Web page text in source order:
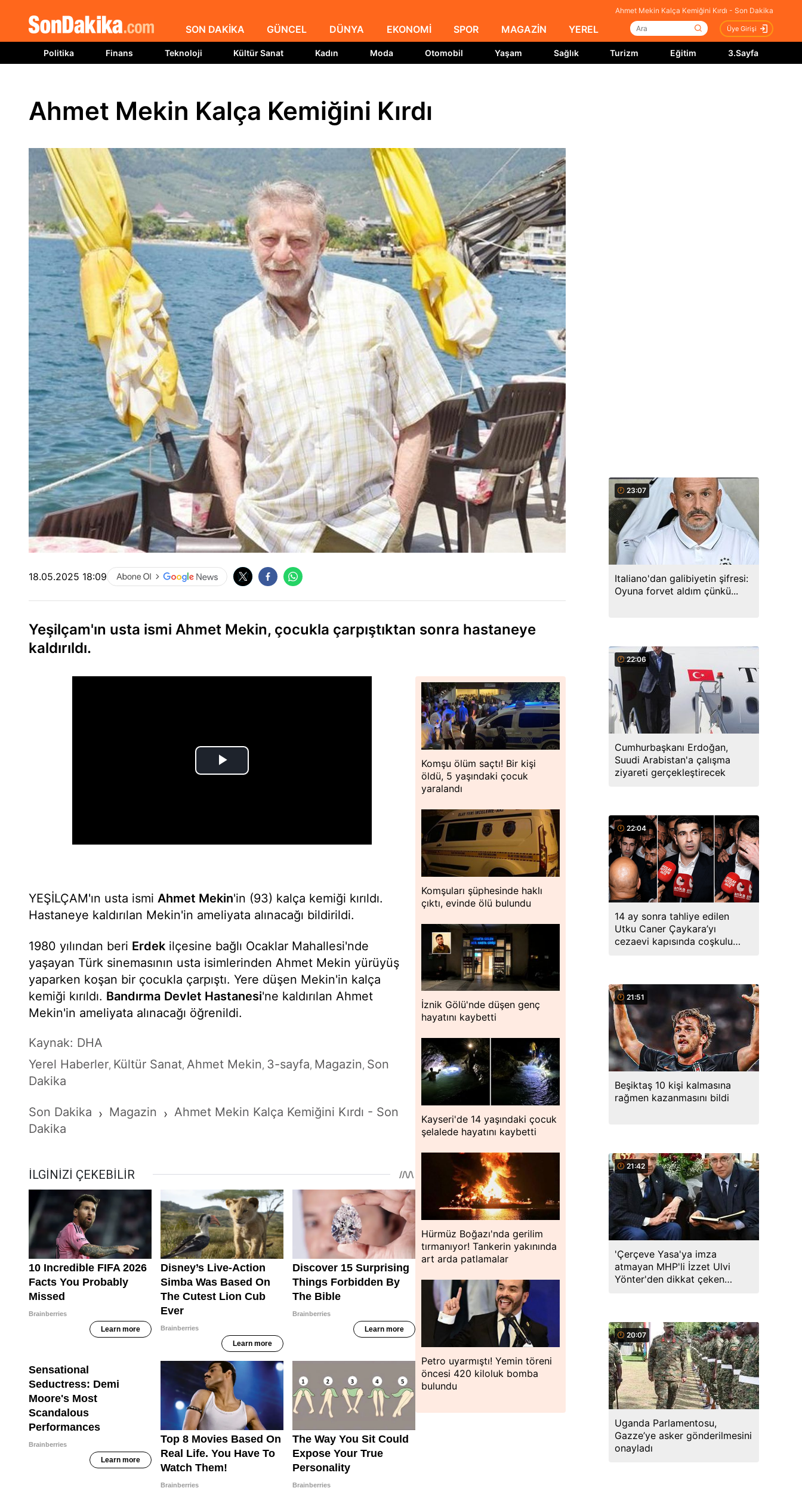
Ahmet Mekin Kalça Kemiğini Kırdı - Son Dakika
SON DAKİKA GÜNCEL DÜNYA EKONOMİ SPOR MAGAZİN YEREL Üye Girişi
Politika Finans Teknoloji Kültür Sanat Kadın Moda Otomobil Yaşam Sağlık Turizm Eğitim 3.Sayfa
Ahmet Mekin Kalça Kemiğini Kırdı
18.05.2025 18:09
Yeşilçam'ın usta ismi Ahmet Mekin, çocukla çarpıştıktan sonra hastaneye
kaldırıldı.
YEŞİLÇAM'ın usta ismi Ahmet Mekin'in (93) kalça kemiği kırıldı.
Hastaneye kaldırılan Mekin'in ameliyata alınacağı bildirildi.
1980 yılından beri Erdek ilçesine bağlı Ocaklar Mahallesi'nde
yaşayan Türk sinemasının usta isimlerinden Ahmet Mekin yürüyüş
yaparken koşan bir çocukla çarpıştı. Yere düşen Mekin'in kalça
kemiği kırıldı. Bandırma Devlet Hastanesi'ne kaldırılan Ahmet
Mekin'in ameliyata alınacağı öğrenildi.
Kaynak: DHA
Yerel Haberler, Kültür Sanat, Ahmet Mekin, 3-sayfa, Magazin, Son
Dakika
Son Dakika › Magazin › Ahmet Mekin Kalça Kemiğini Kırdı - Son
Dakika
Komşu ölüm saçtı! Bir kişi
öldü, 5 yaşındaki çocuk
yaralandı
Komşuları şüphesinde haklı
çıktı, evinde ölü bulundu
İznik Gölü'nde düşen genç
hayatını kaybetti
Kayseri'de 14 yaşındaki çocuk
şelalede hayatını kaybetti
Hürmüz Boğazı'nda gerilim
tırmanıyor! Tankerin yakınında
art arda patlamalar
Petro uyarmıştı! Yemin töreni
öncesi 420 kiloluk bomba
bulundu
23:07
Italiano'dan galibiyetin şifresi:
Oyuna forvet aldım çünkü...
22:06
Cumhurbaşkanı Erdoğan,
Suudi Arabistan'a çalışma
ziyareti gerçekleştirecek
22:04
14 ay sonra tahliye edilen
Utku Caner Çaykara’yı
cezaevi kapısında coşkulu
21:51
Beşiktaş 10 kişi kalmasına
rağmen kazanmasını bildi
21:42
'Çerçeve Yasa'ya imza
atmayan MHP'li İzzet Ulvi
Yönter'den dikkat çeken
20:07
Uganda Parlamentosu,
Gazze’ye asker gönderilmesini
onayladı